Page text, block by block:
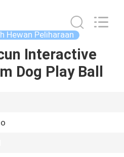
Hewan Peliharaan
Interactive
Dog Play Ball